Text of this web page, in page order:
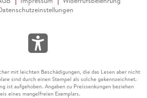
mit leichten Beschädigungen, die das Lesen aber nicht
sind durch einen Stempel als solche gekennzeichnet.
ist aufgehoben. Angaben zu Preissenkungen beziehen
eines mangelfreien Exemplars.